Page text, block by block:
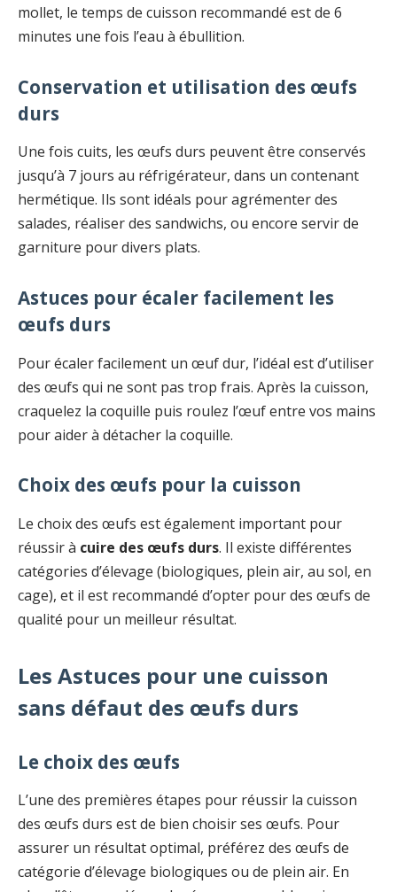
mollet, le temps de cuisson recommandé est de 6
minutes une fois l’eau à ébullition.
Conservation et utilisation des œufs
durs
Une fois cuits, les œufs durs peuvent être conservés
jusqu’à 7 jours au réfrigérateur, dans un contenant
hermétique. Ils sont idéals pour agrémenter des
salades, réaliser des sandwichs, ou encore servir de
garniture pour divers plats.
Astuces pour écaler facilement les
œufs durs
Pour écaler facilement un œuf dur, l’idéal est d’utiliser
des œufs qui ne sont pas trop frais. Après la cuisson,
craquelez la coquille puis roulez l’œuf entre vos mains
pour aider à détacher la coquille.
Choix des œufs pour la cuisson
Le choix des œufs est également important pour
réussir à cuire des œufs durs. Il existe différentes
catégories d’élevage (biologiques, plein air, au sol, en
cage), et il est recommandé d’opter pour des œufs de
qualité pour un meilleur résultat.
Les Astuces pour une cuisson
sans défaut des œufs durs
Le choix des œufs
L’une des premières étapes pour réussir la cuisson
des œufs durs est de bien choisir ses œufs. Pour
assurer un résultat optimal, préférez des œufs de
catégorie d’élevage biologiques ou de plein air. En